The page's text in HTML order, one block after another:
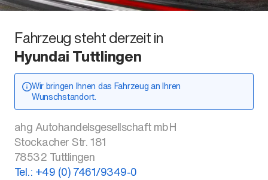
Fahrzeug steht derzeit in
Hyundai Tuttlingen
Wir bringen Ihnen das Fahrzeug an Ihren
Wunschstandort.
ahg Autohandelsgesellschaft mbH
Stockacher Str. 181
78532 Tuttlingen
Tel.: +49 (0) 7461/9349-0